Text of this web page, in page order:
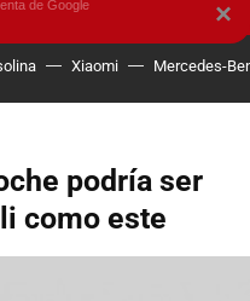
Xiaomi Mercedes-
podría ser
como este
×
de Google